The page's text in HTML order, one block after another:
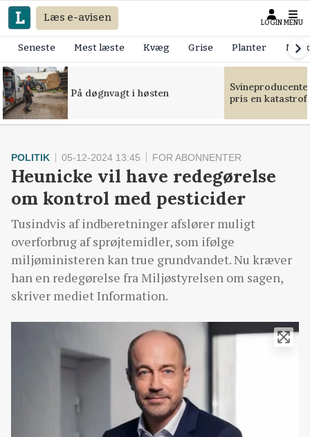
Læs e-avisen LOGIN MENU
Seneste Mest læste Kvæg Grise Planter
På døgnvagt i høsten
pris en
POLITIK 05-12-2024 13:45 FOR ABONNENTER
Heunicke vil have redegørelse
om kontrol med pesticider
Tusindvis af indberetninger afslører muligt
overforbrug af sprøjtemidler, som ifølge
miljøministeren kan true grundvandet. Nu kræver
han en redegørelse fra Miljøstyrelsen om sagen,
skriver mediet Information.